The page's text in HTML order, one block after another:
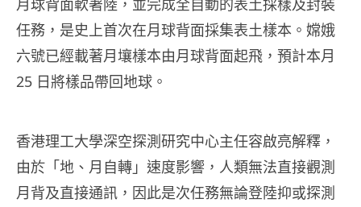
月球背面軟著陸，並完成全自動的表土採樣及封裝
任務，是史上首次在月球背面採集表土樣本。嫦娥
六號已經載著月壤樣本由月球背面起飛，預計本月
25 日將樣品帶回地球。
香港理工大學深空探測研究中心主任容啟亮解釋，
由於「地、月自轉」速度影響，人類無法直接觀測
月背及直接通訊，因此是次任務無論登陸抑或探測